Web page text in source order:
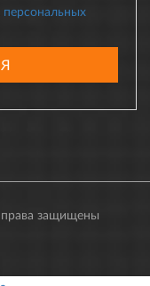
персональных
защищены